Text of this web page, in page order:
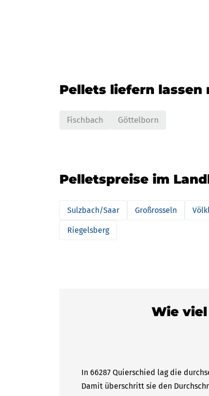
Pellets liefern lassen
Fischbach Göttelborn
Pelletspreise im
Sulzbach/Saar Großrosseln
Riegelsberg
Wie
In 66287 Quierschied lag die
Damit überschritt sie den